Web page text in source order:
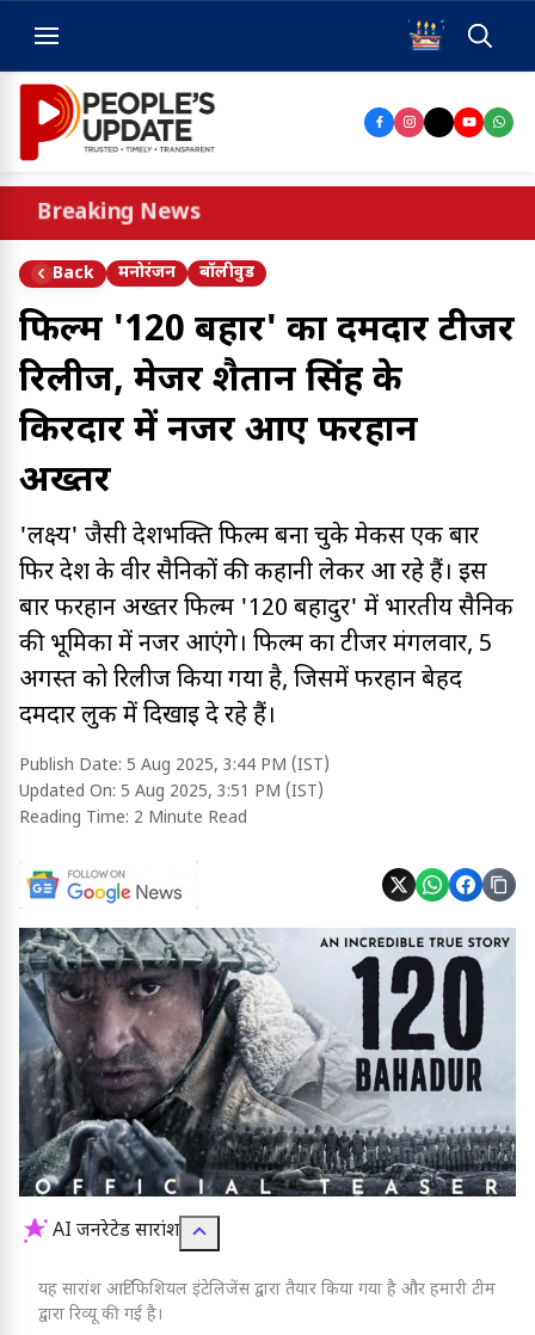
Breaking News
Back मनोरंजन बॉलीवुड
फिल्म '120 बहादुर' का दमदार टीजर
रिलीज, मेजर शैतान सिंह के
किरदार में नजर आए फरहान
अख्तर
'लक्ष्य' जैसी देशभक्ति फिल्म बना चुके मेकर्स एक बार
फिर देश के वीर सैनिकों की कहानी लेकर आ रहे हैं। इस
बार फरहान अख्तर फिल्म '120 बहादुर' में भारतीय सैनिक
की भूमिका में नजर आएंगे। फिल्म का टीजर मंगलवार, 5
अगस्त को रिलीज किया गया है, जिसमें फरहान बेहद
दमदार लुक में दिखाई दे रहे हैं।
Publish Date: 5 Aug 2025, 3:44 PM (IST)
Updated On: 5 Aug 2025, 3:51 PM (IST)
Reading Time: 2 Minute Read
AI जनरेटेड सारांश
यह सारांश आर्टिफिशियल इंटेलिजेंस द्वारा तैयार किया गया है और हमारी टीम
द्वारा रिव्यू की गई है।